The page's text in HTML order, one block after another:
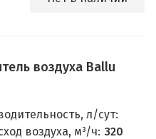
воздуха Ballu
л/сут:
воздуха, м³/ч: 320